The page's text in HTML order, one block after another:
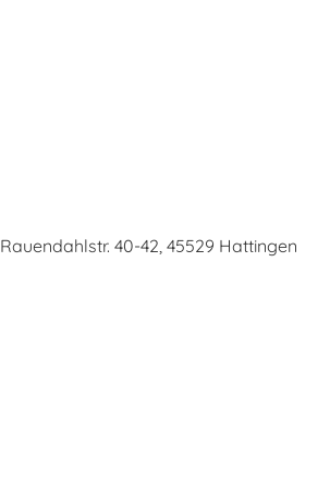
Rauendahlstr. 40-42, 45529 Hattingen